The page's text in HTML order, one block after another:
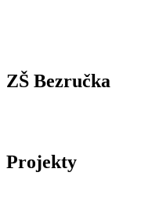
ZŠ Bezručka
Projekty